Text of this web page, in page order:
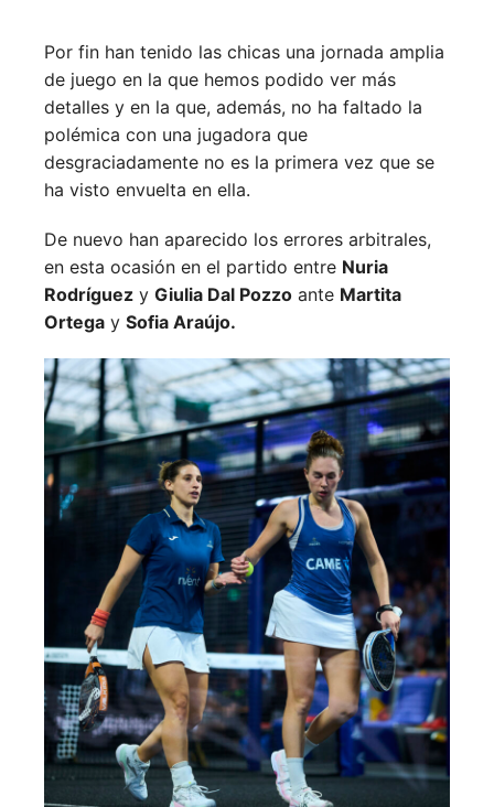
Por fin han tenido las chicas una jornada amplia
de juego en la que hemos podido ver más
detalles y en la que, además, no ha faltado la
polémica con una jugadora que
desgraciadamente no es la primera vez que se
ha visto envuelta en ella.
De nuevo han aparecido los errores arbitrales,
en esta ocasión en el partido entre Nuria
Rodríguez y Giulia Dal Pozzo ante Martita
Ortega y Sofia Araújo.